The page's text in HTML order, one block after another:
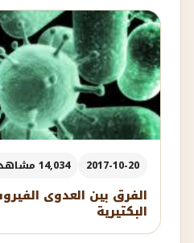
2017-10-20 14,034 مشاهدة
الفرق بين العدوى
البكتيرية